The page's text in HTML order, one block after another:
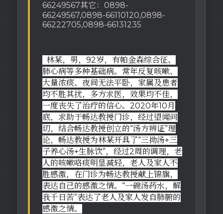
66249567其它：0898-
66249567,0898-66110120,0898-
66222705,0898-66131235
林某，男，92岁，有帕金森综合征、
肺心病等多种基础病。常年反复咳嗽、
大量浓痰、夜间无法平卧，家属及患者
均不胜其扰，多方求医，效果均不佳，
一度丧失了治疗的信心。2020年10月
底，求助于畅达教授门诊，经过望闻问
切，结合畅达教授创立的“汤方辨证”理
论，畅达教授为林某开具了“三拗汤+三
子养心汤+生脉饮”，经过2周的调理，老
人的咳嗽咯痰明显减轻，老人及家人不
胜感激，在门诊为畅达教授献上锦旗，
表达自己的感激之情。“一碗汤药水，解
我千日苦”表达了老人及家人发自肺腑的
感激之情。